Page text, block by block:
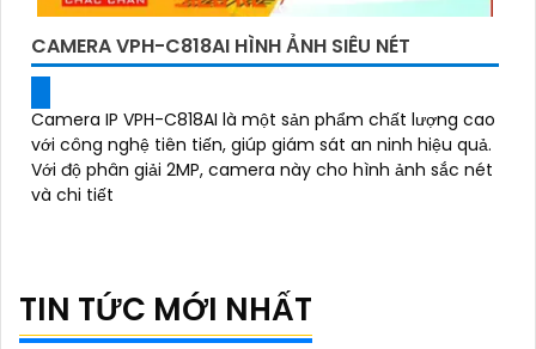
CAMERA VPH-C818AI HÌNH ẢNH SIÊU NÉT
Camera IP VPH-C818AI là một sản phẩm chất lượng cao
với công nghệ tiên tiến, giúp giám sát an ninh hiệu quả.
Với độ phân giải 2MP, camera này cho hình ảnh sắc nét
và chi tiết
TIN TỨC MỚI NHẤT